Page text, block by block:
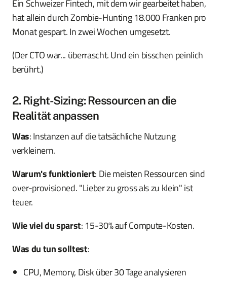
Ein Schweizer Fintech, mit dem wir gearbeitet haben,
hat allein durch Zombie-Hunting 18.000 Franken pro
Monat gespart. In zwei Wochen umgesetzt.
(Der CTO war... überrascht. Und ein bisschen peinlich
berührt.)
2. Right-Sizing: Ressourcen an die
Realität anpassen
Was: Instanzen auf die tatsächliche Nutzung
verkleinern.
Warum's funktioniert: Die meisten Ressourcen sind
over-provisioned. "Lieber zu gross als zu klein" ist
teuer.
Wie viel du sparst: 15-30% auf Compute-Kosten.
Was du tun solltest:
CPU, Memory, Disk über 30 Tage analysieren